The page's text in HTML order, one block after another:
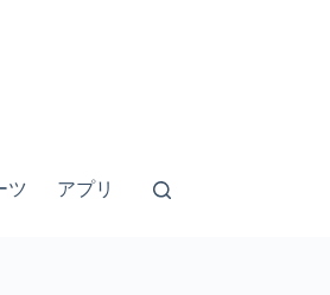
ツ アプリ